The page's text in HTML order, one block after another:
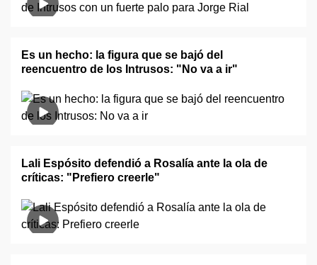
Es un hecho: la figura que se bajó del
reencuentro de los Intrusos: "No va a ir"
Lali Espósito defendió a Rosalía ante la ola de
críticas: "Prefiero creerle"